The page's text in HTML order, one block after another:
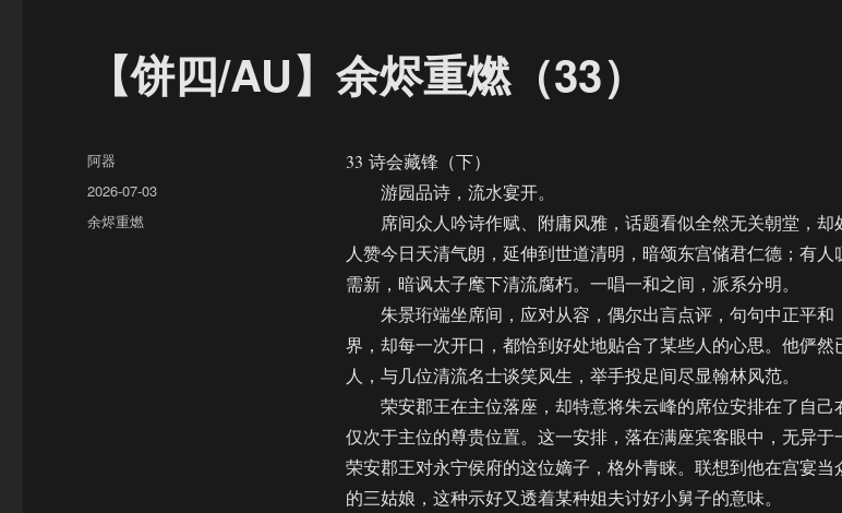
【饼四/AU】余烬重燃（33）
33 诗会藏锋（下）
游园品诗，流水宴开。
席间众人吟诗作赋、附庸风雅，话题看似全然无关朝堂，却
人赞今日天清气朗，延伸到世道清明，暗颂东宫储君仁德；有
需新，暗讽太子麾下清流腐朽。一唱一和之间，派系分明。
朱景珩端坐席间，应对从容，偶尔出言点评，句句中正平和
界，却每一次开口，都恰到好处地贴合了某些人的心思。他俨然
人，与几位清流名士谈笑风生，举手投足间尽显翰林风范。
荣安郡王在主位落座，却特意将朱云峰的席位安排在了自
仅次于主位的尊贵位置。这一安排，落在满座宾客眼中，无异于
荣安郡王对永宁侯府的这位嫡子，格外青睐。联想到他在宫宴当
的三姑娘，这种示好又透着某种姐夫讨好小舅子的意味。
作
者
阿器
发
布
于
2026-07-03
分
余烬重燃